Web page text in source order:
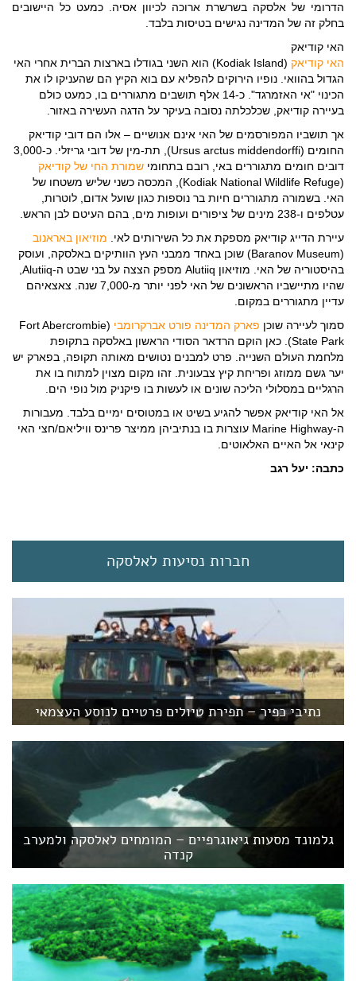
הדרומי של אלסקה בשרשרת ארוכה לכיוון אסיה. כמעט כל היישובים
בחלק זה של המדינה נגישים בטיסות בלבד.
האי קודיאק
האי קודיאק
(Kodiak Island) הוא השני בגודלו בארצות הברית אחרי האי
הגדול בהוואי. נופיו הירוקים להפליא עם בוא הקיץ הם שהעניקו לו את
הכינוי "אי האזמרגד". כ-14 אלף תושבים מתגוררים בו, כמעט כולם
בעיירה קודיאק, שכלכלתה נסובה בעיקר על הדגה העשירה באזור.
אך תושביו המפורסמים של האי אינם אנושיים – אלו הם דובי קודיאק
החומים (Ursus arctus middendorffi), תת-מין של דובי גריזלי. כ-3,000
דובים חומים מתגוררים באי, רובם בתחומי שמורת החי של קודיאק
(Kodiak National Wildlife Refuge), המכסה כשני שליש משטחו של
האי. בשמורה מתגוררים חיות בר נוספות כגון שועל אדום, לוטרות,
עטלפים ו-238 מינים של ציפורים ועופות מים, בהם העיטם לבן הראש.
עיירת הדייג קודיאק מספקת את כל השירותים לאי. מוזיאון באראנוב
(Baranov Museum) שוכן באחד ממבני העץ הוותיקים באלסקה, ועוסק
שהיו מתיישביו הראשונים של האי לפני יותר מ-7,000 שנה. צאצאיהם
עדיין מתגוררים במקום.
סמוך לעיירה שוכן פארק המדינה פורט אברקרומבי
(Fort Abercrombie
State Park). כאן הוקם הרדאר הסודי הראשון באלסקה בתקופת
מלחמת העולם השנייה. פרט למבנים נטושים מאותה תקופה, בפארק יש
יער גשם ממוזג ופריחת קיץ צבעונית. זהו מקום מצוין למתוח בו את
הרגליים במסלולי הליכה שונים או לעשות בו פיקניק מול נופי הים.
אל האי קודיאק אפשר להגיע בשיט או במטוסים ימיים בלבד. מעבורות
ה-Marine Highway עוצרות בו בנתיביהן ממיצר פרינס וויליאם/חצי האי
קינאי אל האיים האלאוטים.
כתבה: יעל רגב
חברות נסיעות לאלסקה
נתיבי כפיר – תפירת טיולים פרטיים לנוסע העצמאי
גלמונד מסעות גיאוגרפיים – המומחים לאלסקה ולמערב
קנדה